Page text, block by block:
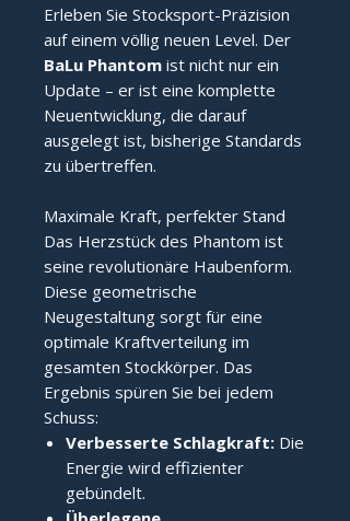
Erleben Sie Stocksport-Präzision
auf einem völlig neuen Level. Der
BaLu Phantom ist nicht nur ein
Update – er ist eine komplette
Neuentwicklung, die darauf
ausgelegt ist, bisherige Standards
zu übertreffen.
Maximale Kraft, perfekter Stand
Das Herzstück des Phantom ist
seine revolutionäre Haubenform.
Diese geometrische
Neugestaltung sorgt für eine
optimale Kraftverteilung im
gesamten Stockkörper. Das
Ergebnis spüren Sie bei jedem
Schuss:
Verbesserte Schlagkraft: Die
Energie wird effizienter
gebündelt.